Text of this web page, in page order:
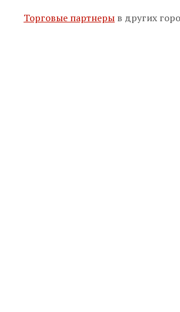
Торговые партнеры в других